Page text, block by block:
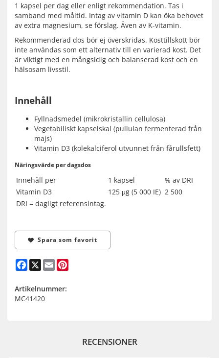
1 kapsel per dag eller enligt rekommendation. Tas i
samband med måltid. Intag av vitamin D kan öka behovet
av extra magnesium, se förslag. Även av K-vitamin.
Rekommenderad dos bör ej överskridas. Kosttillskott bör
inte användas som ett alternativ till en varierad kost. Det
är viktigt med en mångsidig och balanserad kost och en
hälsosam livsstil.
Innehåll
Fyllnadsmedel (mikrokristallin cellulosa)
Vegetabiliskt kapselskal (pullulan fermenterad från
majs)
Vitamin D3 (kolekalciferol utvunnet från fårullsfett)
Näringsvärde per dagsdos
Innehåll per 1 kapsel
% av DRI
Vitamin D3
125 μg (5 000 IE) 2 500
DRI = dagligt referensintag.
Spara som favorit
Facebook
X Email
Artikelnummer:
MC41420
RECENSIONER